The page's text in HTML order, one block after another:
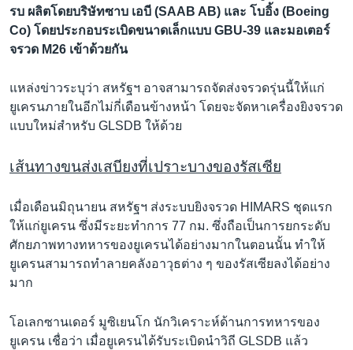
รบ ผลิตโดยบริษัทซาบ เอบี (SAAB AB) และ โบอิ้ง (Boeing
Co) โดยประกอบระเบิดขนาดเล็กแบบ GBU-39 และมอเตอร์
จรวด M26 เข้าด้วยกัน
แหล่งข่าวระบุว่า สหรัฐฯ อาจสามารถจัดส่งจรวดรุ่นนี้ให้แก่
ยูเครนภายในอีกไม่กี่เดือนข้างหน้า โดยจะจัดหาเครื่องยิงจรวด
แบบใหม่สำหรับ GLSDB ให้ด้วย
เส้นทางขนส่งเสบียงที่เปราะบางของรัสเซีย
เมื่อเดือนมิถุนายน สหรัฐฯ ส่งระบบยิงจรวด HIMARS ชุดแรก
ให้แก่ยูเครน ซึ่งมีระยะทำการ 77 กม. ซึ่งถือเป็นการยกระดับ
ศักยภาพทางทหารของยูเครนได้อย่างมากในตอนนั้น ทำให้
ยูเครนสามารถทำลายคลังอาวุธต่าง ๆ ของรัสเซียลงได้อย่าง
มาก
โอเลกซานเดอร์ มูซิเยนโก นักวิเคราะห์ด้านการทหารของ
ยูเครน เชื่อว่า เมื่อยูเครนได้รับระเบิดนำวิถี GLSDB แล้ว